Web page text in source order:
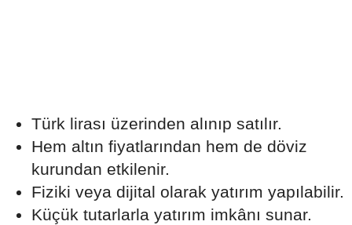
Türk lirası üzerinden alınıp satılır.
Hem altın fiyatlarından hem de döviz
kurundan etkilenir.
Fiziki veya dijital olarak yatırım yapılabilir.
Küçük tutarlarla yatırım imkânı sunar.